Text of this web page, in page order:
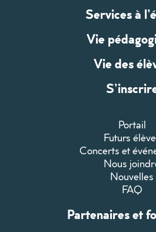
Services à
Vie
Vie des
Portail
Futurs
Concerts et
Nous
Nouvelles
FAQ
Partenaires et